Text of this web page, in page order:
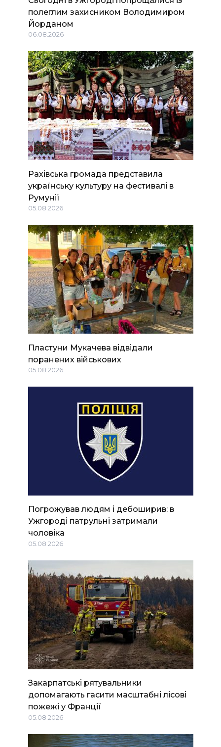
полеглим захисником Володимиром
Йорданом
06.08.2026
Рахівська громада представила
українську культуру на фестивалі в
Румунії
05.08.2026
Пластуни Мукачева відвідали
поранених військових
05.08.2026
Погрожував людям і дебоширив: в
Ужгороді патрульні затримали
чоловіка
05.08.2026
Закарпатські рятувальники
допомагають гасити масштабні лісові
пожежі у Франції
05.08.2026